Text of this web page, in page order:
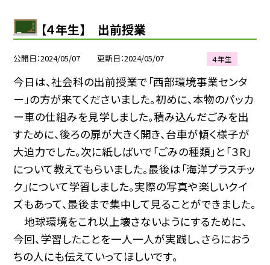
【４年生】 出前授業
公開日 2024/05/07 更新日 2024/05/07 ４年生
今日は、社会科の出前授業で「西部環境事業センタ
ー」の方が来てくださいました。初めに、本物のパッカ
ー車の仕組みを見学しました。積み込んだごみを出
すために、後ろの扉が大きく開き、台車が傾く様子が
大迫力でした。次に紙しばいで「ごみの種類」と「３R」
について教えてもらいました。最後は「海洋プラスチッ
ク」について学習しました。実際の写真や楽しいクイ
ズもあって、最後まで集中して見ることができました。
地球環境をこれ以上壊さないようにするために、
今回、学習したことを一人一人が実践し、さらにおう
ちの人にも伝えていってほしいです。